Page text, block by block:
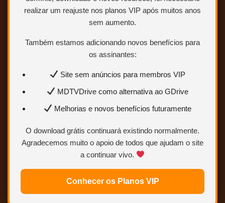
realizar um reajuste nos planos VIP após muitos anos
sem aumento.
Também estamos adicionando novos benefícios para
os assinantes:
Site sem anúncios para membros VIP
MDTVDrive como alternativa ao GDrive
Melhorias e novos benefícios futuramente
O download grátis continuará existindo normalmente.
Agradecemos muito o apoio de todos que ajudam o site
a continuar vivo.
Conhecer os Planos VIP
os links de download, eles são:
OneDrive, MEGA, GDRIVE,
Uptobox e 1fichier.